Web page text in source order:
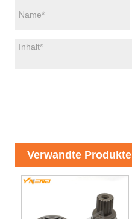
Verwandte Produkte